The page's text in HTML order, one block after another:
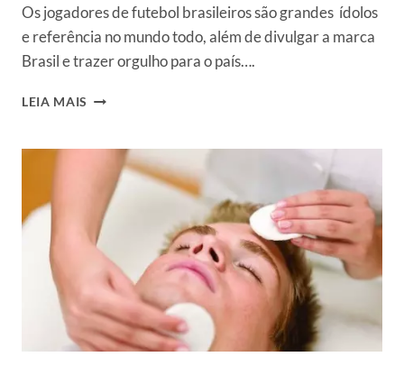
Os jogadores de futebol brasileiros são grandes ídolos
e referência no mundo todo, além de divulgar a marca
Brasil e trazer orgulho para o país….
LEIA MAIS QUAL
JOGADOR
MAIS
ESTILOSO?
PATO,
NEYMAR
OU
GANSO?